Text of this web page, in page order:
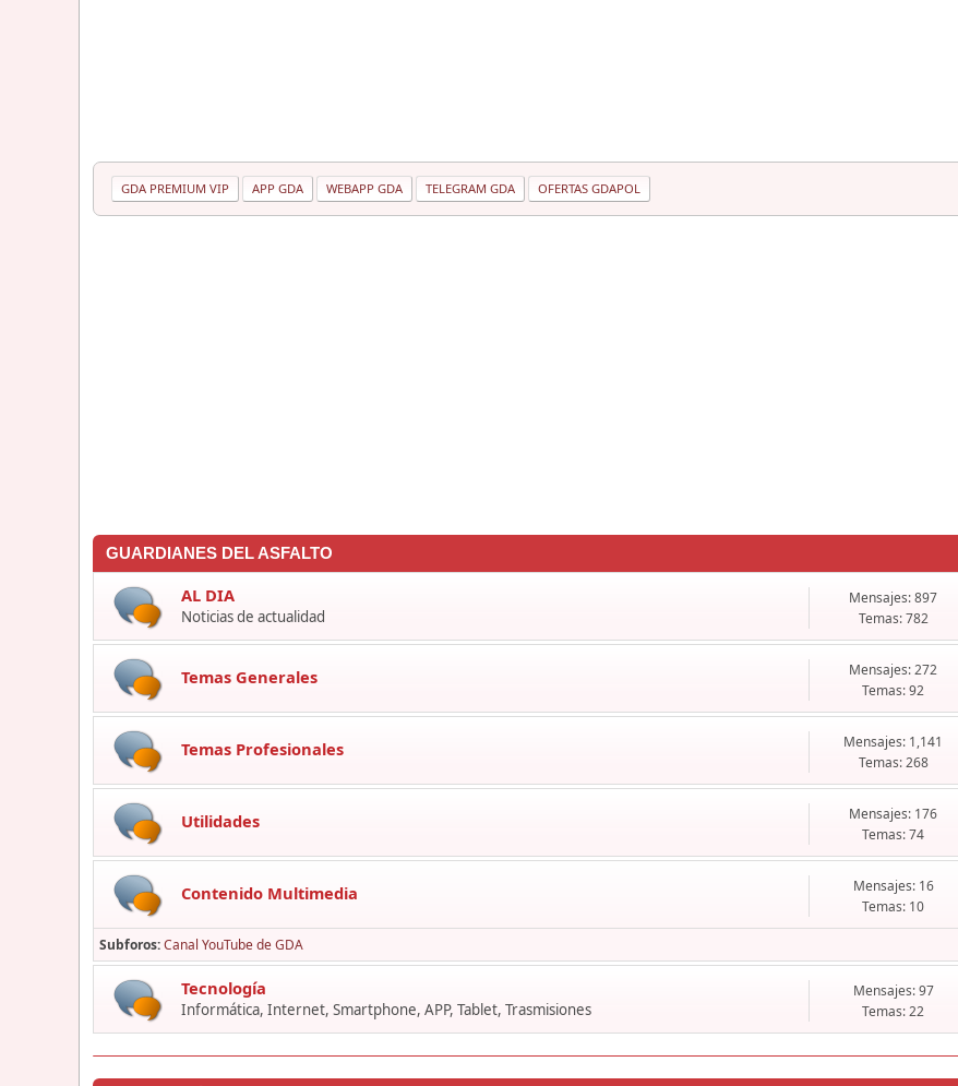
GDA PREMIUM VIP APP GDA WEBAPP GDA TELEGRAM GDA OFERTAS GDAPOL
GUARDIANES DEL ASFALTO
AL DIA
Noticias de actualidad
Mensajes: 897
Temas: 782
Temas Generales
Mensajes: 272
Temas: 92
Temas Profesionales
Mensajes: 1,141
Temas: 268
Utilidades
Mensajes: 176
Temas: 74
Contenido Multimedia
Mensajes: 16
Temas: 10
Subforos Canal YouTube de GDA
Tecnología
Informática, Internet, Smartphone, APP, Tablet, Trasmisiones
Mensajes: 97
Temas: 22